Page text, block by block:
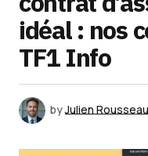
idéal : nos
TF1 Info
byJulien Rousseau